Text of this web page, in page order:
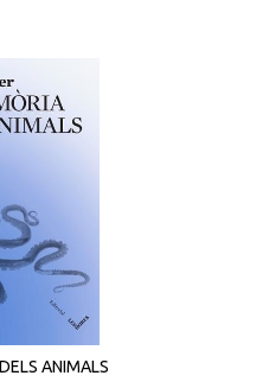
ANIMALS